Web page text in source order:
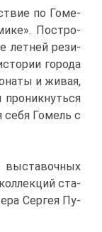
по Го­ме­
По­стро­
лет­ней ре­зи­
го­ро­да
и жи­вая,
Го­мель с
ста­
Сер­гея Пу­